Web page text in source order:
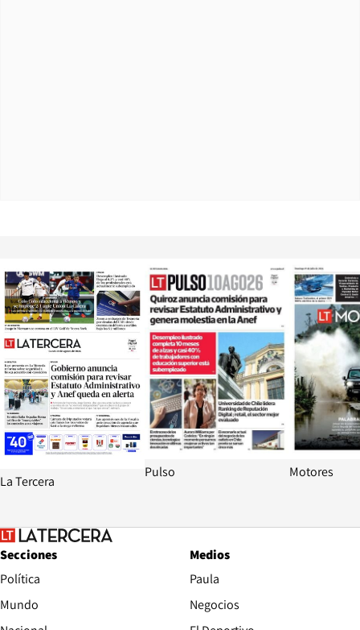
Opens in new window
La Tercera
Opens in
Pulso Motores
Secciones
Política
Mundo
Medios
Paula
Negocios